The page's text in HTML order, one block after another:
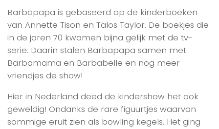
Barbapapa is gebaseerd op de kinderboeken
van Annette Tison en Talos Taylor. De boekjes die
in de jaren 70 kwamen bijna gelijk met de tv-
serie. Daarin stalen Barbapapa samen met
Barbamama en Barbabelle en nog meer
vriendjes de show!
Hier in Nederland deed de kindershow het ook
geweldig! Ondanks de rare figuurtjes waarvan
sommige eruit zien als bowling kegels. Het ging